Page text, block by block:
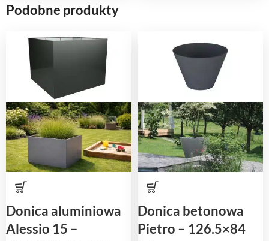
Podobne produkty
Donica aluminiowa
Alessio 15 –
Donica betonowa
Pietro – 126.5×84